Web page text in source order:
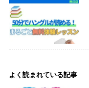
よく読まれている記事